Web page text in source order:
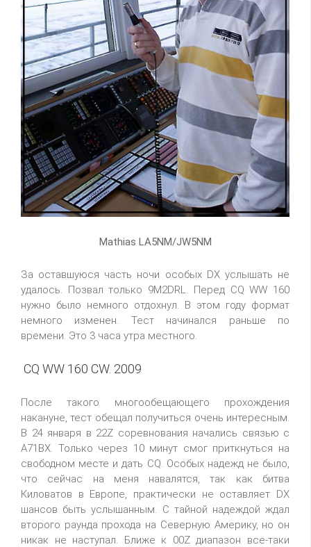
Mathias LA5NM/JW5NM
За оставшуюся часть ночи особых DX услышать не
удалось. Позвал только 9M2DRL. Перед CQ WW 160
нужно было немного отдохнул. В этом году формат
немного изменен. Тест начинался раньше по
времени. Это 3 часа утра местного.
CQ WW 160 CW. 2009
После такого многообещающего прохождения
накануне, тест обещал получиться очень интересным.
В 24 января в 22Z соревнования начались связью с
A71BX. Только через 10 минут смог приткнуться на
свободном месте и дать CQ. Особых надежд не было,
что сейчас на меня навалятся, так как битва
Киловатов в Европе, практически не оставляет DX
шансов быть услышанным. C тайной надеждой ждал
второго раунда прохода на Северную Америку, но он
никак не наступал. Ближе к 00Z диапазон все-таки